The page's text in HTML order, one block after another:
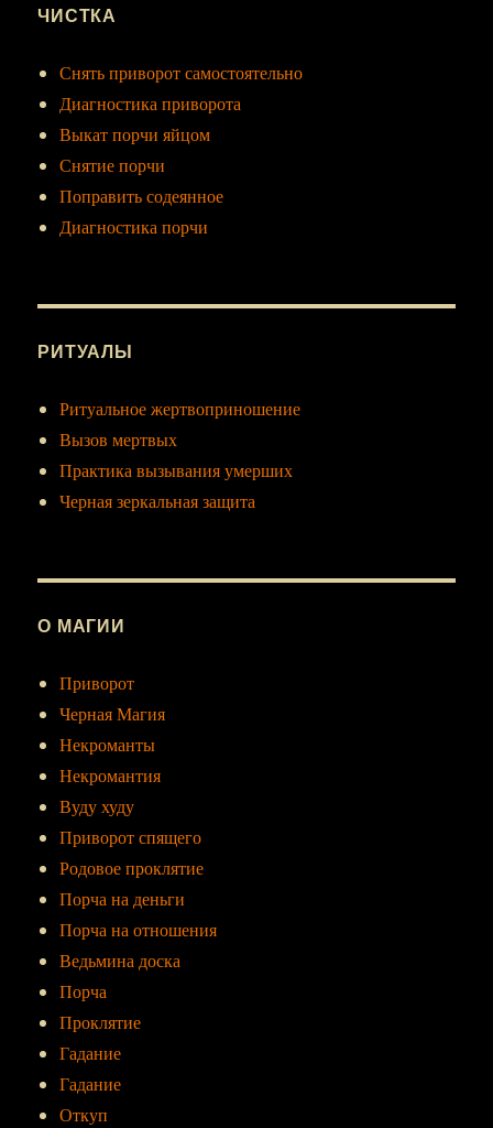
ЧИСТКА
Снять приворот самостоятельно
Диагностика приворота
Выкат порчи яйцом
Снятие порчи
Поправить содеянное
Диагностика порчи
РИТУАЛЫ
Ритуальное жертвоприношение
Вызов мертвых
Практика вызывания умерших
Черная зеркальная защита
О МАГИИ
Приворот
Черная Магия
Некроманты
Некромантия
Вуду худу
Приворот спящего
Родовое проклятие
Порча на деньги
Порча на отношения
Ведьмина доска
Порча
Проклятие
Гадание
Гадание
Откуп